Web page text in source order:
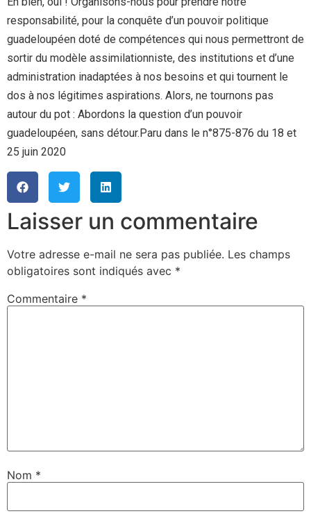
responsabilité, pour la conquête d’un pouvoir politique
guadeloupéen doté de compétences qui nous permettront de
sortir du modèle assimilationniste, des institutions et d’une
administration inadaptées à nos besoins et qui tournent le
dos à nos légitimes aspirations. Alors, ne tournons pas
autour du pot : Abordons la question d’un pouvoir
guadeloupéen, sans détour.Paru dans le n°875-876 du 18 et
25 juin 2020
Laisser un commentaire
Votre adresse e-mail ne sera pas publiée. Les champs
obligatoires sont indiqués avec *
Commentaire *
Nom *